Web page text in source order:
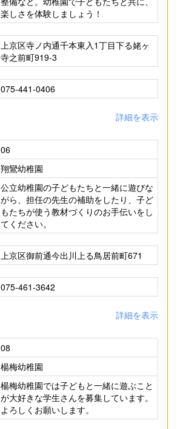
楽しさを体験しましょう！
上京区寺ノ内通千本東入1丁目下る姥ヶ
寺之前町919-3
075-441-0406
詳細を表示
06
翔鸞幼稚園
公立幼稚園の子どもたちと一緒に遊びな
がら、担任の先生の補助をしたり、子ど
もたちが使う教材づくりのお手伝いをし
てください。
上京区御前通今出川上る鳥居前町671
075-461-3642
詳細を表示
08
楊梅幼稚園
楊梅幼稚園では子どもと一緒に遊ぶこと
が大好きな学生さんを募集しています。
よろしくお願いします。